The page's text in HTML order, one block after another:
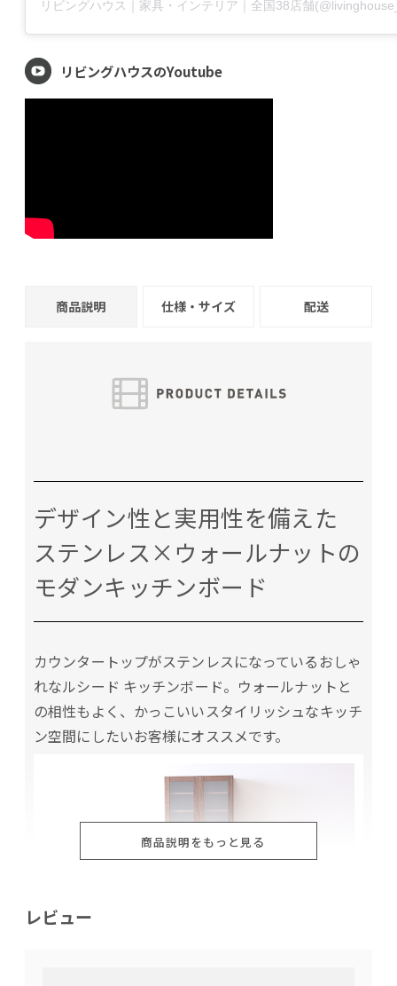
リビングハウスのYoutube
商品説明 仕様・サイズ 配送
デザイン性と実用性を備えた
ステンレス×ウォールナットの
モダンキッチンボード
カウンタートップがステンレスになっているおしゃ
れなルシード キッチンボード。ウォールナットと
の相性もよく、かっこいいスタイリッシュなキッチ
ン空間にしたいお客様にオススメです。
商品説明をもっと見る
レビュー